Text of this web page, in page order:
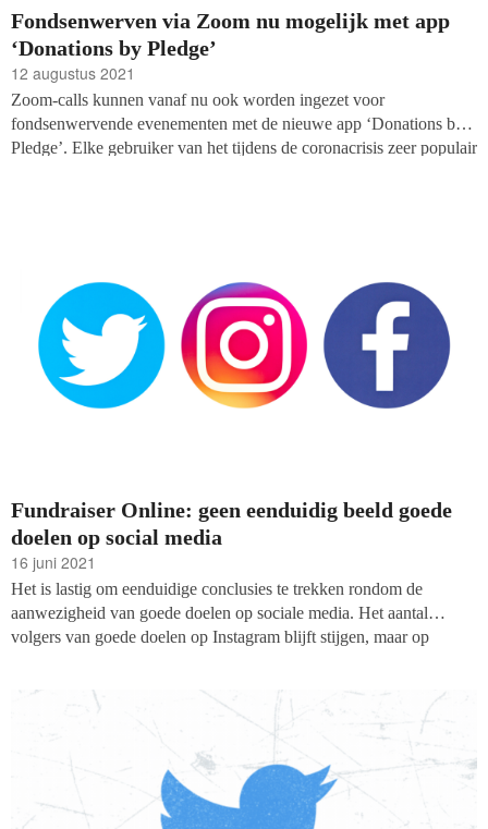
Fondsenwerven via Zoom nu mogelijk met app
‘Donations by Pledge’
12 augustus 2021
Zoom-calls kunnen vanaf nu ook worden ingezet voor
fondsenwervende evenementen met de nieuwe app ‘Donations by
Pledge’. Elke gebruiker van het tijdens de coronacrisis zeer populair
Fundraiser Online: geen eenduidig beeld goede
doelen op social media
16 juni 2021
Het is lastig om eenduidige conclusies te trekken rondom de
aanwezigheid van goede doelen op sociale media. Het aantal
volgers van goede doelen op Instagram blijft stijgen, maar op
Toch betekent een krimpend aantal volgers niet dat er alarm